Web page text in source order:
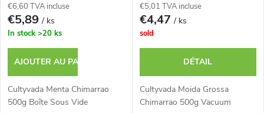
€6,60 TVA incluse
€5,89/ ks
In stock >20 ks
AJOUTER AU PANIER
Cultyvada Menta Chimarrao
500g Boîte Sous Vide
€5,01 TVA incluse
€4,47/ ks
sold
DÉTAIL
Cultyvada Moida Grossa
Chimarrao 500g Vacuum